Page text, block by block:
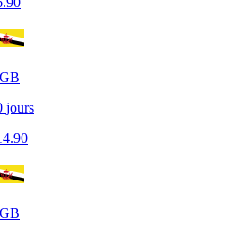
GB
jours
GB